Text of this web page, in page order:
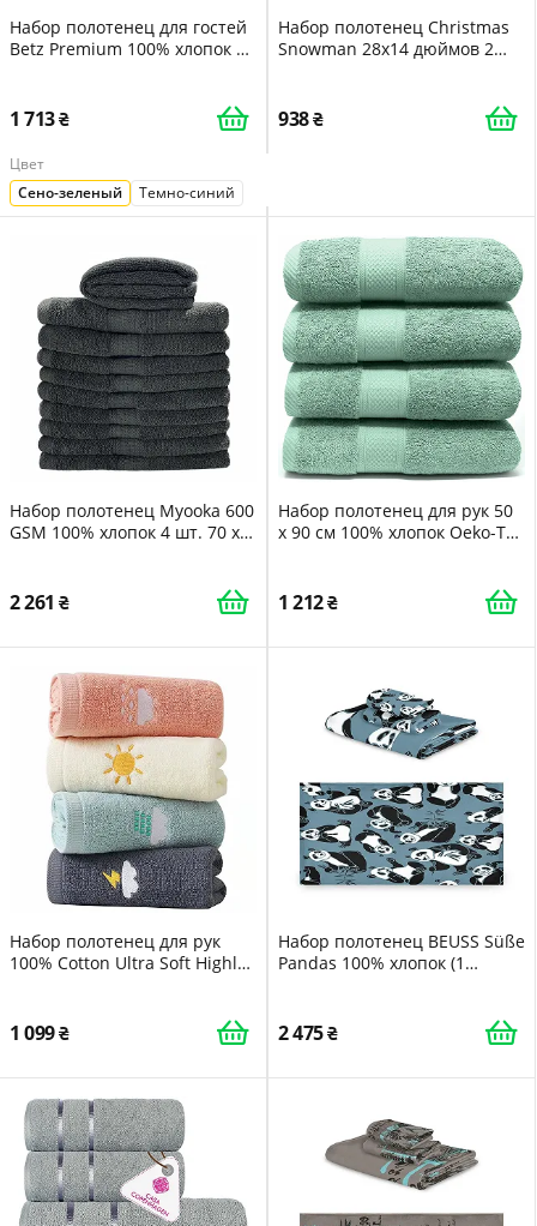
Набор полотенец для гостей
Betz Premium 100% хлопок 10
1 713
Цвет
Сено-зеленый
Темно-синий
Набор полотенец Christmas
Snowman 28x14 дюймов 2
938
Набор полотенец Myooka 600
GSM 100% хлопок 4 шт. 70 x
2 261
Набор полотенец для рук 50
x 90 см 100% хлопок Oeko-Tex
1 212
Набор полотенец для рук
100% Cotton Ultra Soft Highly
1 099
Набор полотенец BEUSS Süße
Pandas 100% хлопок (1
2 475